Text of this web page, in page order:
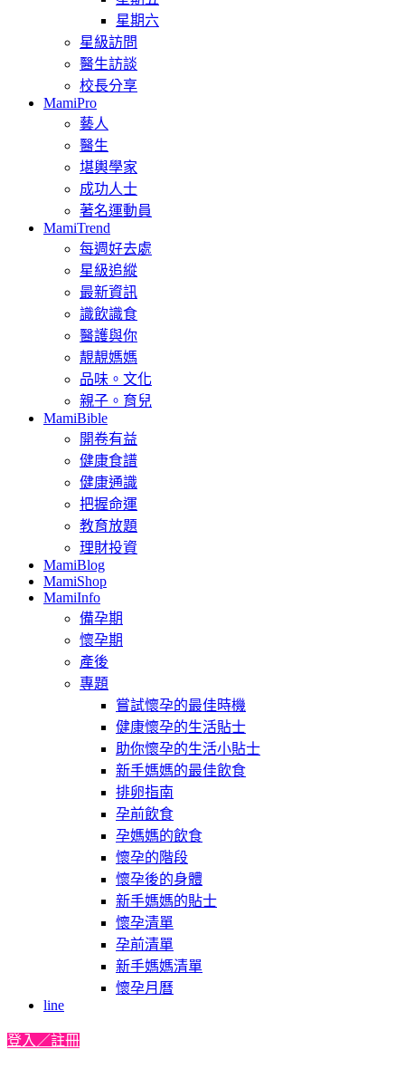
星期六
星級訪問
醫生訪談
校長分享
MamiPro
藝人
醫生
堪輿學家
成功人士
著名運動員
MamiTrend
每週好去處
星級追縱
最新資訊
識飲識食
醫護與你
靚靚媽媽
品味。文化
親子。育兒
MamiBible
開卷有益
健康食譜
健康通識
把握命運
教育放題
理財投資
MamiBlog
MamiShop
MamiInfo
備孕期
懷孕期
產後
專題
嘗試懷孕的最佳時機
健康懷孕的生活貼士
助你懷孕的生活小貼士
新手媽媽的最佳飲食
排卵指南
孕前飲食
孕媽媽的飲食
懷孕的階段
懷孕後的身體
新手媽媽的貼士
懷孕清單
孕前清單
新手媽媽清單
懷孕月曆
line
登入／註冊